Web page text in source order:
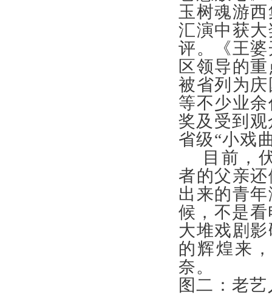
玉树魂游
汇演中获
评。《王
区领导的
被省列为
等不少业
奖及受到
省级“小
目前，
者的父亲
出来的青
候，不是
大堆戏剧
的辉煌来
奈。
图二：老